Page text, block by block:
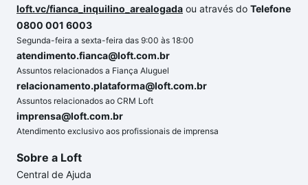
loft.vc/fianca_inquilino_arealogada ou através do Telefone
0800 001 6003
Segunda-feira a sexta-feira das 9:00 às 18:00
atendimento.fianca@loft.com.br
Assuntos relacionados a Fiança Aluguel
relacionamento.plataforma@loft.com.br
Assuntos relacionados ao CRM Loft
imprensa@loft.com.br
Atendimento exclusivo aos profissionais de imprensa
Sobre a Loft
Central de Ajuda